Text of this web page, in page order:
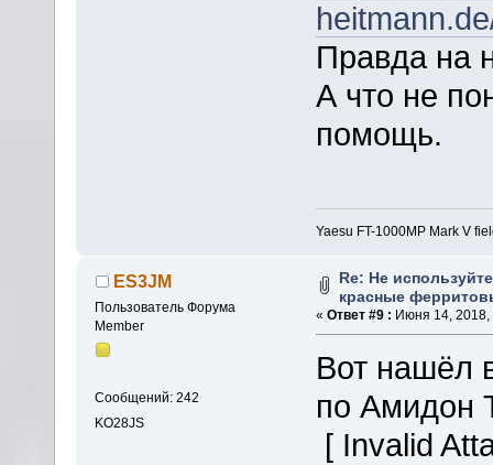
Правда на
А что не
помощь.
Yaesu FT-1000MP Mark V
ES3JM
Пользователь Форума
Member
Сообщений: 242
KO28JS
Re: Не
красные
« Ответ #9 : Июня 14, 2018,
Вот нашёл
по Амидон
[ Invalid